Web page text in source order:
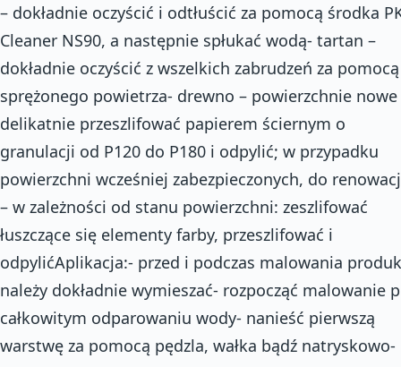
– dokładnie oczyścić i odtłuścić za pomocą środka
Cleaner NS90, a następnie spłukać wodą- tartan –
dokładnie oczyścić z wszelkich zabrudzeń za pomocą
sprężonego powietrza- drewno – powierzchnie nowe
delikatnie przeszlifować papierem ściernym o
granulacji od P120 do P180 i odpylić; w przypadku
powierzchni wcześniej zabezpieczonych, do
– w zależności od stanu powierzchni: zeszlifować
łuszczące się elementy farby, przeszlifować i
odpylićAplikacja:- przed i podczas malowania
należy dokładnie wymieszać- rozpocząć malowanie
całkowitym odparowaniu wody- nanieść pierwszą
warstwę za pomocą pędzla, wałka bądź natryskowo-